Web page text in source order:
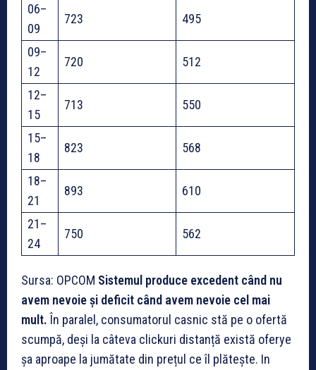
06–
09
723 495
09–
12
720 512
12–
15
713 550
15–
18
823 568
18–
21
893 610
21–
24
750 562
Sursa: OPCOM Sistemul produce excedent când nu
avem nevoie și deficit când avem nevoie cel mai
mult.În paralel, consumatorul casnic stă pe o ofertă
scumpă, deși la câteva clickuri distanță există oferye
șa aproape la jumătate din prețul ce îl plătește. In